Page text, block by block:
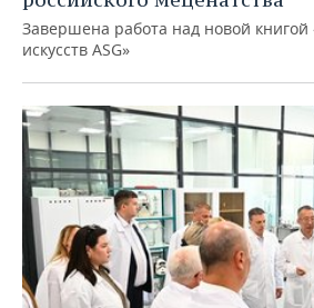
Завершена работа над новой
искусств ASG»